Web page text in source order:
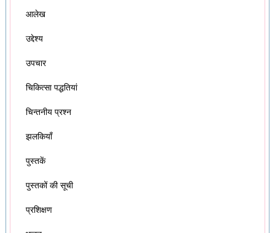
आलेख
उद्देश्य
उपचार
चिकित्सा पद्धतियां
चिन्तनीय प्रश्न
झलकियाँ
पुस्तकें
पुस्तकों की सूची
प्रशिक्षण